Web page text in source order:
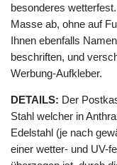
besonderes
Masse ab, ohne auf
Ihnen ebenfalls
beschriften, und
Werbung-Aufkleber.
DETAILS: Der
Stahl welcher in
Edelstahl (je nach
einer wetter- und UV-